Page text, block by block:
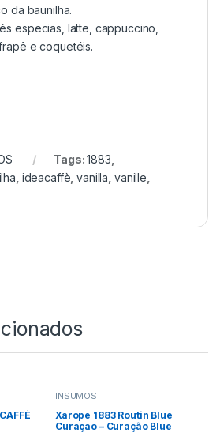
da baunilha.
especias, latte, cappuccino,
e coquetéis.
Tags:1883
ideacaffè ,vanilla vanille
INSUMOS
Xarope 1883 Routin Blue
Curaçao – Curação Blue